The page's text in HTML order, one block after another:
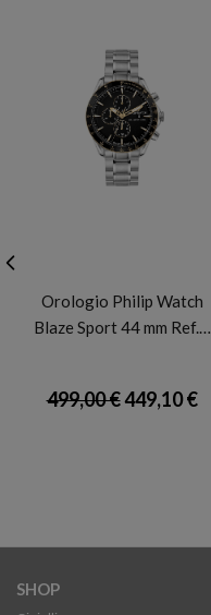
Orologio Philip Watch
Blaze Sport 44 mm Ref.…
499,00 €449,10 €
SHOP